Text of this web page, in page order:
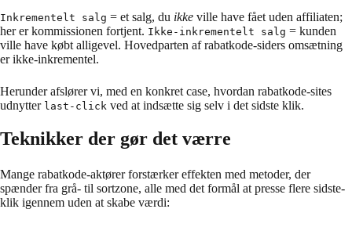
Inkrementelt salg = et salg, du ikke ville have fået uden affiliaten;
her er kommissionen fortjent. Ikke-inkrementelt salg = kunden
ville have købt alligevel. Hovedparten af rabatkode-siders omsætning
er ikke-inkrementel.
Herunder afslører vi, med en konkret case, hvordan rabatkode-sites
udnytter last-click ved at indsætte sig selv i det sidste klik.
Teknikker der gør det værre
Mange rabatkode-aktører forstærker effekten med metoder, der
spænder fra grå- til sortzone, alle med det formål at presse flere sidste-
klik igennem uden at skabe værdi: